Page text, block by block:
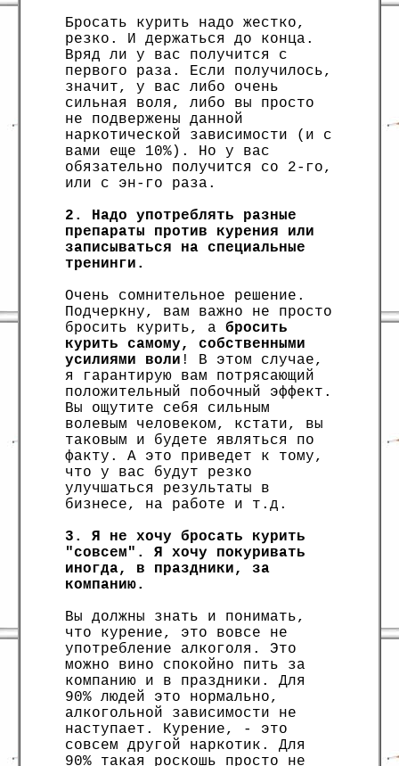
Бросать курить надо жестко,
резко. И держаться до конца.
Вряд ли у вас получится с
первого раза. Если получилось,
значит, у вас либо очень
сильная воля, либо вы просто
не подвержены данной
наркотической зависимости (и с
вами еще 10%). Но у вас
обязательно получится со 2-го,
или с эн-го раза.
2. Надо употреблять разные
препараты против курения или
записываться на специальные
тренинги.
Очень сомнительное решение.
Подчеркну, вам важно не просто
бросить курить, а бросить
курить самому, собственными
усилиями воли ! В этом случае,
я гарантирую вам потрясающий
положительный побочный эффект.
Вы ощутите себя сильным
волевым человеком, кстати, вы
таковым и будете являться по
факту. А это приведет к тому,
что у вас будут резко
улучшаться результаты в
бизнесе, на работе и т.д.
3. Я не хочу бросать курить
"совсем". Я хочу покуривать
иногда, в праздники, за
компанию.
Вы должны знать и понимать,
что курение, это вовсе не
употребление алкоголя. Это
можно вино спокойно пить за
компанию и в праздники. Для
90% людей это нормально,
алкогольной зависимости не
наступает. Курение, - это
совсем другой наркотик. Для
90% такая роскошь просто не